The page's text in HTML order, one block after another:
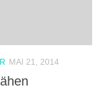
MAI 21, 2014